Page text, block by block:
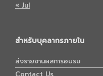
« Jul
สำหรับบุคลากรภายใน
ส่งรายงานผลการอบรม